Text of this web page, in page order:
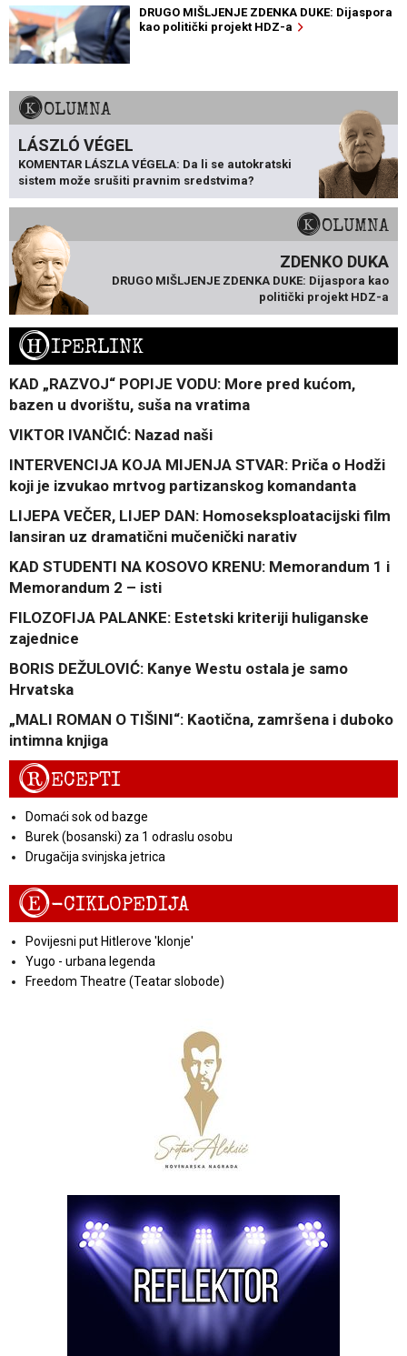
DRUGO MIŠLJENJE ZDENKA DUKE: Dijaspora
kao politički projekt HDZ-a
KOLUMNA
LÁSZLÓ VÉGEL
KOMENTAR LÁSZLA VÉGELA: Da li se autokratski
sistem može srušiti pravnim sredstvima?
KOLUMNA
ZDENKO DUKA
DRUGO MIŠLJENJE ZDENKA DUKE: Dijaspora kao
politički projekt HDZ-a
HIPERLINK
KAD „RAZVOJ“ POPIJE VODU: More pred kućom,
bazen u dvorištu, suša na vratima
VIKTOR IVANČIĆ: Nazad naši
INTERVENCIJA KOJA MIJENJA STVAR: Priča o Hodži
koji je izvukao mrtvog partizanskog komandanta
LIJEPA VEČER, LIJEP DAN: Homoseksploatacijski film
lansiran uz dramatični mučenički narativ
KAD STUDENTI NA KOSOVO KRENU: Memorandum 1 i
Memorandum 2 – isti
FILOZOFIJA PALANKE: Estetski kriteriji huliganske
zajednice
BORIS DEŽULOVIĆ: Kanye Westu ostala je samo
Hrvatska
„MALI ROMAN O TIŠINI“: Kaotična, zamršena i duboko
intimna knjiga
RECEPTI
Domaći sok od bazge
Burek (bosanski) za 1 odraslu osobu
Drugačija svinjska jetrica
E-CIKLOPEDIJA
Povijesni put Hitlerove 'klonje'
Yugo - urbana legenda
Freedom Theatre (Teatar slobode)